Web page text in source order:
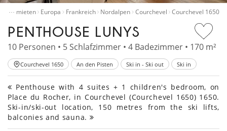
… mieten Europa Frankreich Nordalpen Courchevel Courchevel 1650
PENTHOUSE LUNYS
10 Personen • 5 Schlafzimmer • 4 Badezimmer • 170 m²
Courchevel 1650 An den Pisten Ski in - Ski out Ski in
Penthouse with 4 suites + 1 children's bedroom, on
Place du Rocher, in Courchevel (Courchevel 1650) 1650.
Ski-in/ski-out location, 150 metres from the ski lifts,
balconies and sauna.